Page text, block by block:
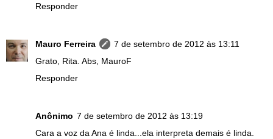
Responder
Mauro Ferreira
7 de setembro de 2012 às 13:11
Grato, Rita. Abs, MauroF
Responder
Anônimo 7 de setembro de 2012 às 13:19
Cara a voz da Ana é linda...ela interpreta demais é linda.